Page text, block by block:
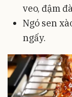
veo, đậm
Ngó sen
ngấy.